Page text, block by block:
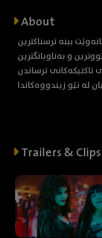
About
ببنە ترسناکترین
و بەناوبانگترین
ترساندن
Trailers & Clips